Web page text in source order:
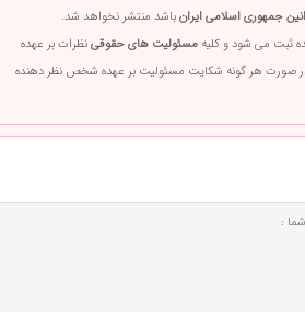
جمهوری اسلامی ایرانباشد منتشر نخواهد شد.
ثبت می شود و کلیه مسئولیت های حقوقینظرات بر عهده
صورت هر گونه شکایت مسئولیت بر عهده شخص نظر دهنده